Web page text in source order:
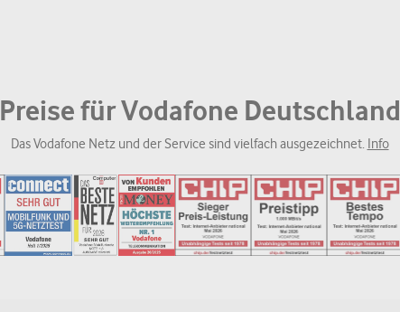
Preise für Vodafone Deutschland
Das Vodafone Netz und der Service sind vielfach ausgezeichnet. Info